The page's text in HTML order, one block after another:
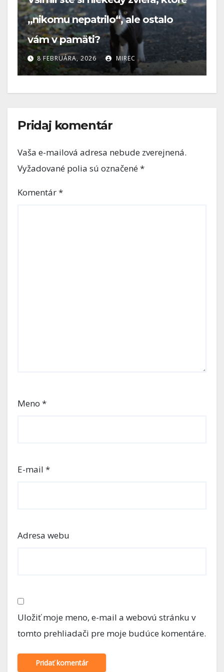
ZVIERATÁ A SVET OKOLO NÁS
🐾 Mačka ako zabijak: Ničia
domáce mačky prírodu?
14 JÚLA, 2025 MIREC
Pridaj komentár
Vaša e-mailová adresa nebude zverejnená.
Vyžadované polia sú označené*
Komentár*
Meno *
E-mail *
Adresa webu
Uložiť moje meno, e-mail a webovú stránku v
tomto prehliadači pre moje budúce komentáre.